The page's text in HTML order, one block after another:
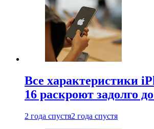
Все характеристики
16 раскроют задолго
2 года спустя2 года спустя